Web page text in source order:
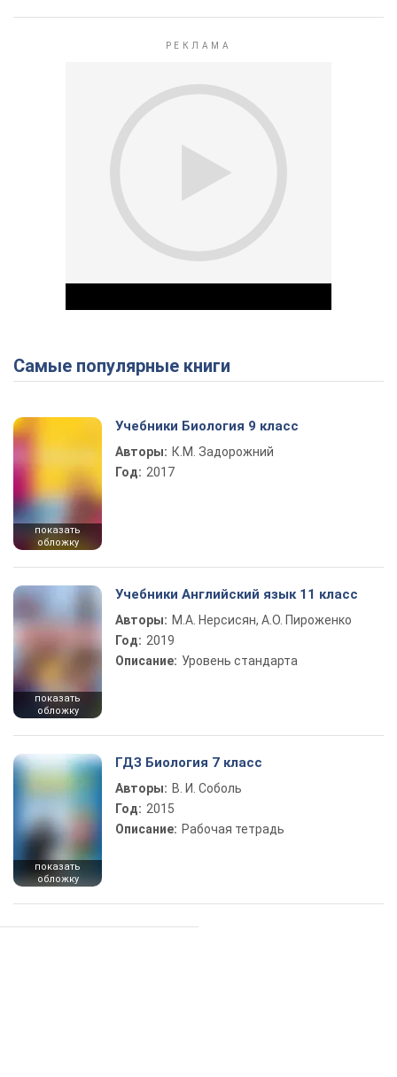
Play Video
Самые популярные книги
показать
обложку
Учебники Биология 9 класс
Авторы: К.М. Задорожний
Год: 2017
показать
обложку
Учебники Английский язык 11 класс
Авторы: М.А. Нерсисян, А.О. Пироженко
Год: 2019
Описание: Уровень стандарта
показать
обложку
ГДЗ Биология 7 класс
Авторы: В. И. Соболь
Год: 2015
Описание: Рабочая тетрадь